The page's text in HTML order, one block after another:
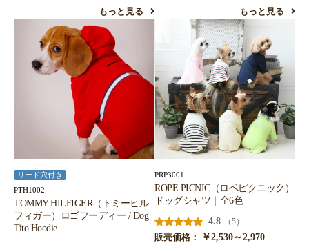
もっと見る もっと見る
リード穴付き
PTH1002
TOMMY HILFIGER（トミーヒル
フィガー）ロゴフーディー / Dog
Tito Hoodie
PRP3001
ROPE PICNIC（ロペピクニック）
ドッグシャツ｜全6色
4.8
（5）
販売価格：
￥2,530～2,970